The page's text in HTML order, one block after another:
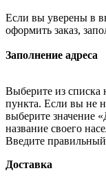
Если вы уверены в
оформить заказ,
Заполнение адреса
Выберите из списка
пункта. Если вы не
выберите значение
название своего
Введите
Доставка